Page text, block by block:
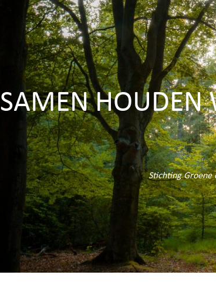
SAMEN HOUDEN
Stichting Groene